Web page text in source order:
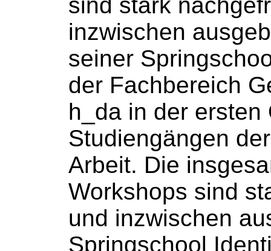
sind stark
inzwischen
seiner
der Fachbereich
h_da in der ersten
Studiengängen
Arbeit. Die
Workshops sind
und inzwischen
Springschool